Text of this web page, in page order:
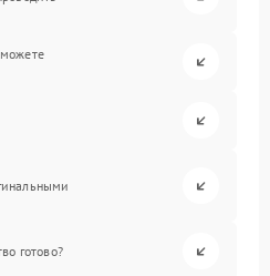
готово?